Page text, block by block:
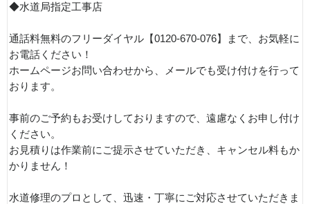
◆水道局指定工事店
通話料無料のフリーダイヤル【0120-670-076】まで、お気軽に
お電話ください！
ホームページお問い合わせから、メールでも受け付けを行って
おります。
事前のご予約もお受けしておりますので、遠慮なくお申し付け
ください。
お見積りは作業前にご提示させていただき、キャンセル料もか
かりません！
水道修理のプロとして、迅速・丁寧にご対応させていただきま